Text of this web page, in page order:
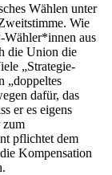
Wählen unter
Wie
Wähler*innen aus
die Union die
„Strategie-
„doppeltes
dafür, das
er es eigens
zum
pflichtet dem
Kompensation